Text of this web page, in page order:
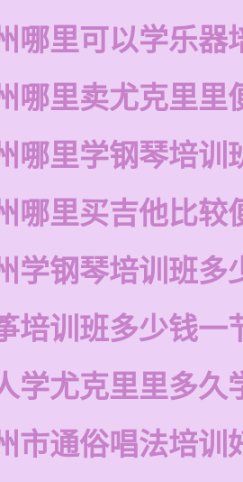
哪里可以学乐器
哪里卖尤克里里
哪里学钢琴培训
哪里买吉他比较
学钢琴培训班多
培训班多少钱一
学尤克里里多久
市通俗唱法培训